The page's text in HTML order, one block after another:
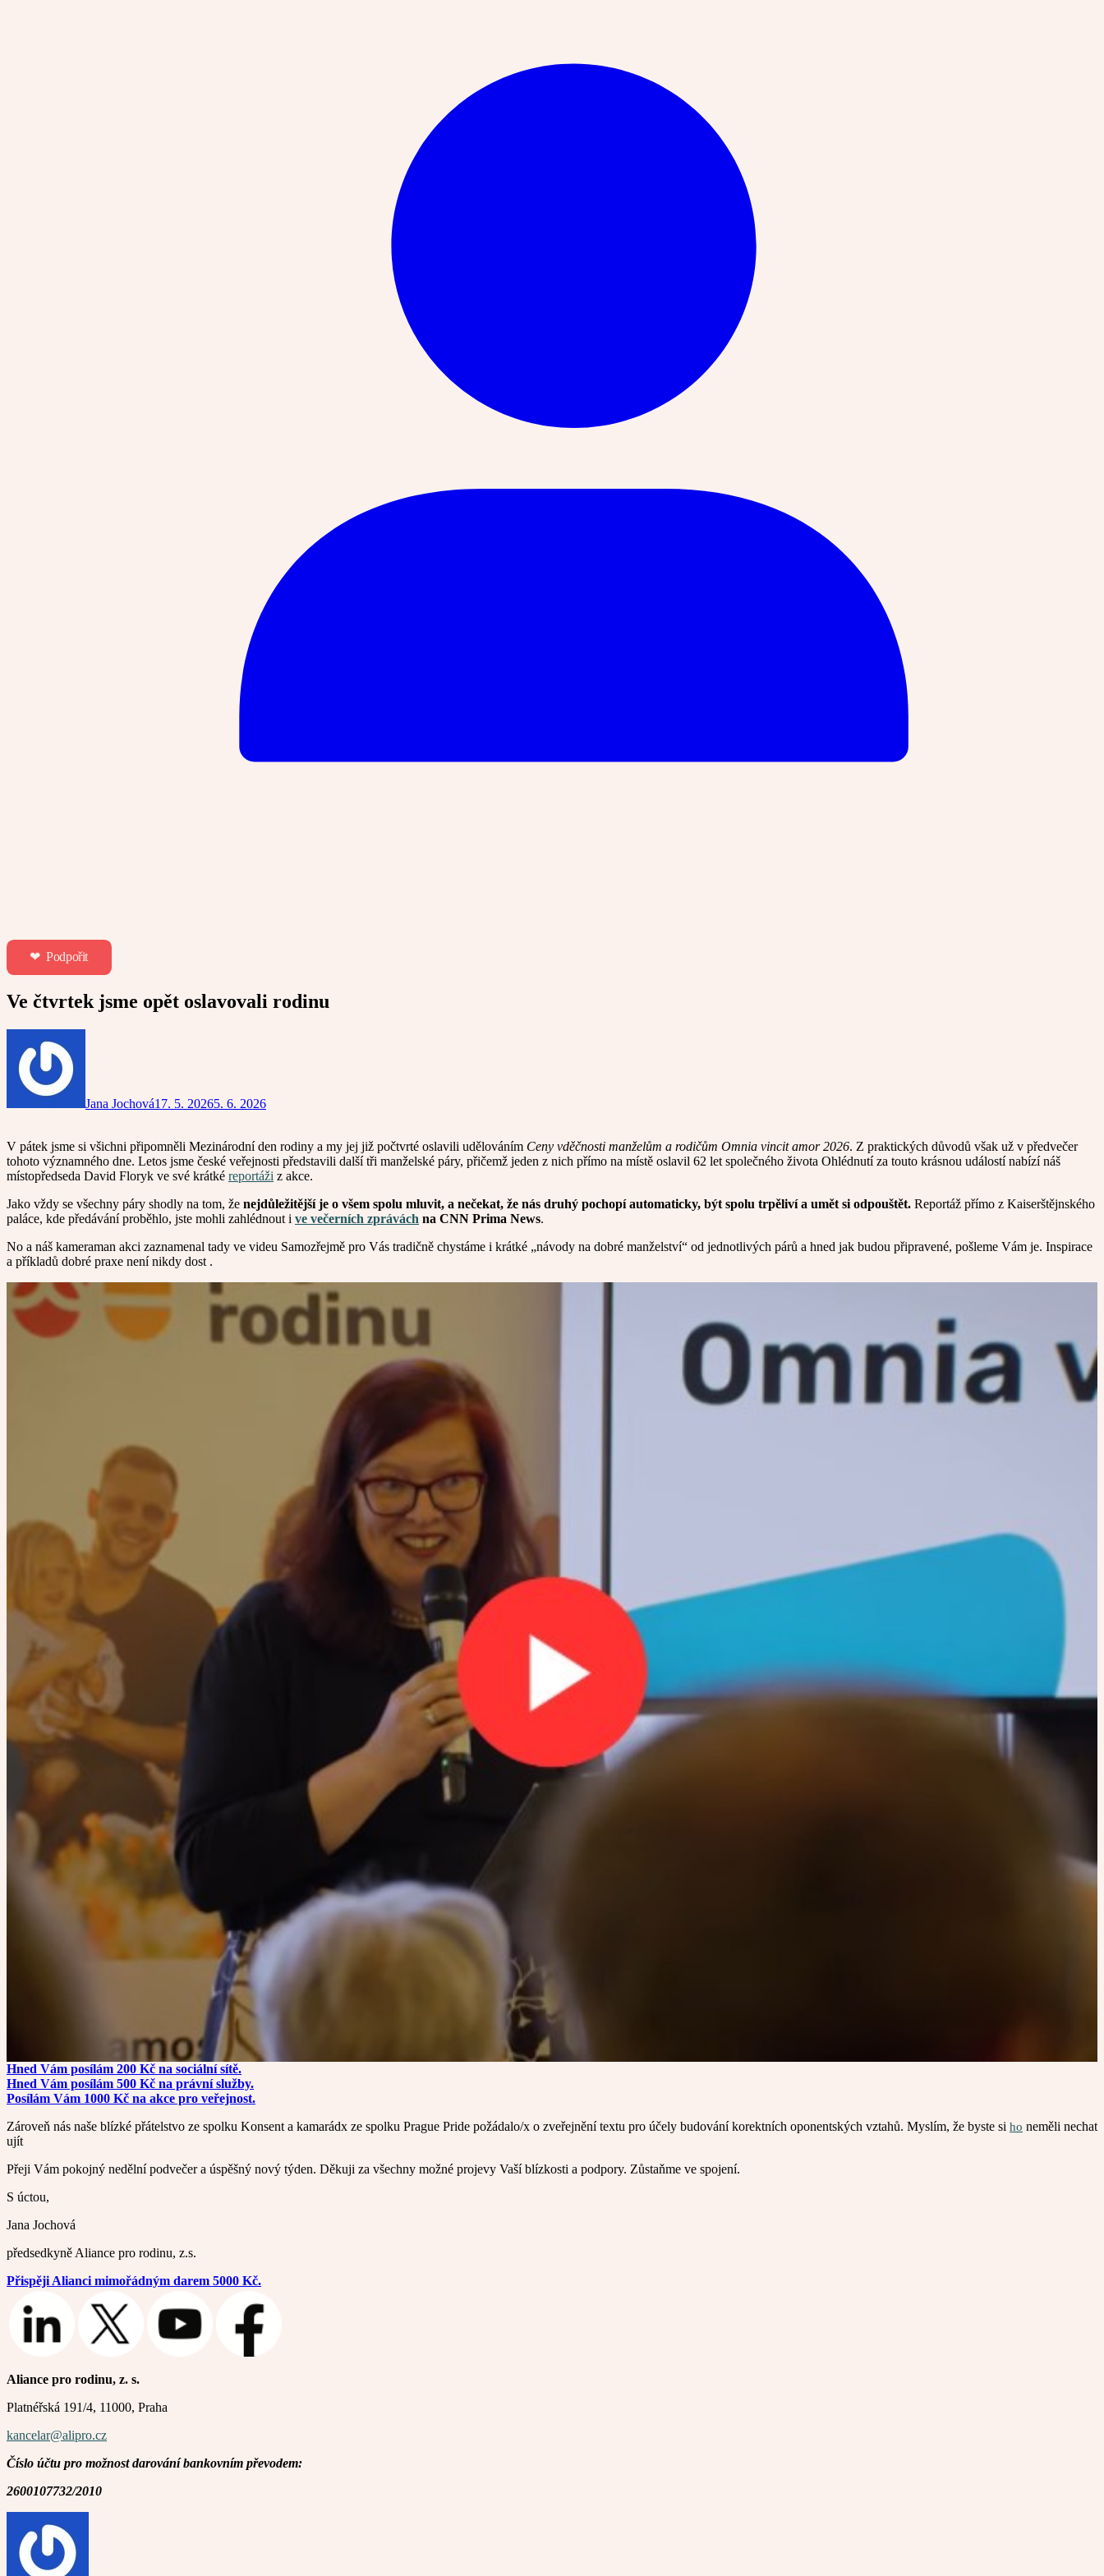
❤︎ Podpořit
Ve čtvrtek jsme opět oslavovali rodinu
Jana Jochová17. 5. 20265. 6. 2026
V pátek jsme si všichni připomněli Mezinárodní den rodiny a my jej již počtvrté oslavili udělováním Ceny vděčnosti manželům a rodičům Omnia vincit amor 2026. Z praktických důvodů však už v předvečer
tohoto významného dne. Letos jsme české veřejnosti představili další tři manželské páry, přičemž jeden z nich přímo na místě oslavil 62 let společného života Ohlédnutí za touto krásnou událostí nabízí náš
místopředseda David Floryk ve své krátké reportáži z akce.
Jako vždy se všechny páry shodly na tom, že nejdůležitější je o všem spolu mluvit, a nečekat, že nás druhý pochopí automaticky, být spolu trpěliví a umět si odpouštět. Reportáž přímo z Kaiserštějnského
paláce, kde předávání proběhlo, jste mohli zahlédnout i ve večerních zprávách na CNN Prima News.
No a náš kameraman akci zaznamenal tady ve videu Samozřejmě pro Vás tradičně chystáme i krátké „návody na dobré manželství“ od jednotlivých párů a hned jak budou připravené, pošleme Vám je. Inspirace
a příkladů dobré praxe není nikdy dost .
Hned Vám posílám 200 Kč na sociální sítě.
Hned Vám posílám 500 Kč na právní služby.
Posílám Vám 1000 Kč na akce pro veřejnost.
Zároveň nás naše blízké přátelstvo ze spolku Konsent a kamarádx ze spolku Prague Pride požádalo/x o zveřejnění textu pro účely budování korektních oponentských vztahů. Myslím, že byste si ho neměli nechat
ujít
Přeji Vám pokojný nedělní podvečer a úspěšný nový týden. Děkuji za všechny možné projevy Vaší blízkosti a podpory. Zůstaňme ve spojení.
S úctou,
Jana Jochová
předsedkyně Aliance pro rodinu, z.s.
Přispěji Alianci mimořádným darem 5000 Kč.
Aliance pro rodinu, z. s.
Platnéřská 191/4, 11000, Praha
kancelar@alipro.cz
Číslo účtu pro možnost darování bankovním převodem:
2600107732/2010